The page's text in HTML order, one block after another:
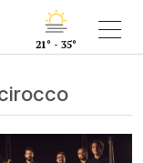
21° - 35°